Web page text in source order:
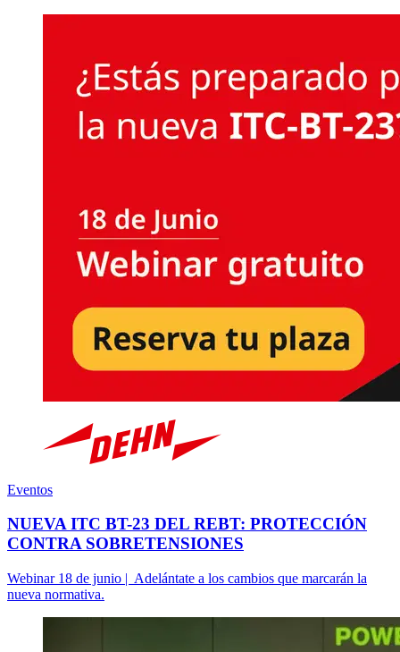
Eventos
NUEVA ITC BT-23 DEL REBT: PROTECCIÓN
CONTRA SOBRETENSIONES
Webinar 18 de junio | Adelántate a los cambios que marcarán la
nueva normativa.